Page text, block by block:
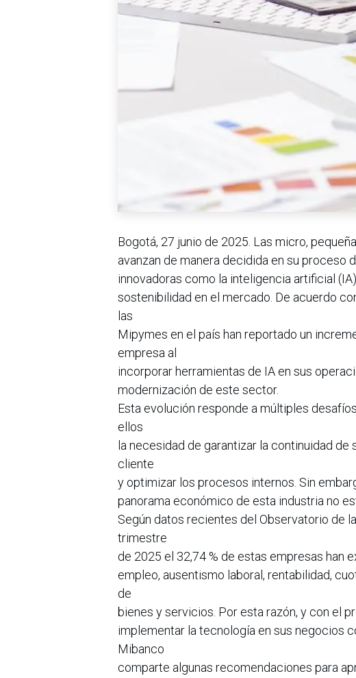
Bogotá, 27 junio de 2025. Las micro,
avanzan de manera decidida en su
innovadoras como la inteligencia artificial
sostenibilidad en el mercado. De acuerdo
las
Mipymes en el país han reportado un
empresa al
incorporar herramientas de IA en sus
modernización de este sector.
Esta evolución responde a múltiples
ellos
la necesidad de garantizar la continuidad
cliente
y optimizar los procesos internos. Sin
panorama económico de esta industria no
Según datos recientes del Observatorio de
trimestre
de 2025 el 32,74 % de estas empresas han
empleo, ausentismo laboral, rentabilidad,
de
bienes y servicios. Por esta razón, y con el
implementar la tecnología en sus negocios
Mibanco
comparte algunas recomendaciones para